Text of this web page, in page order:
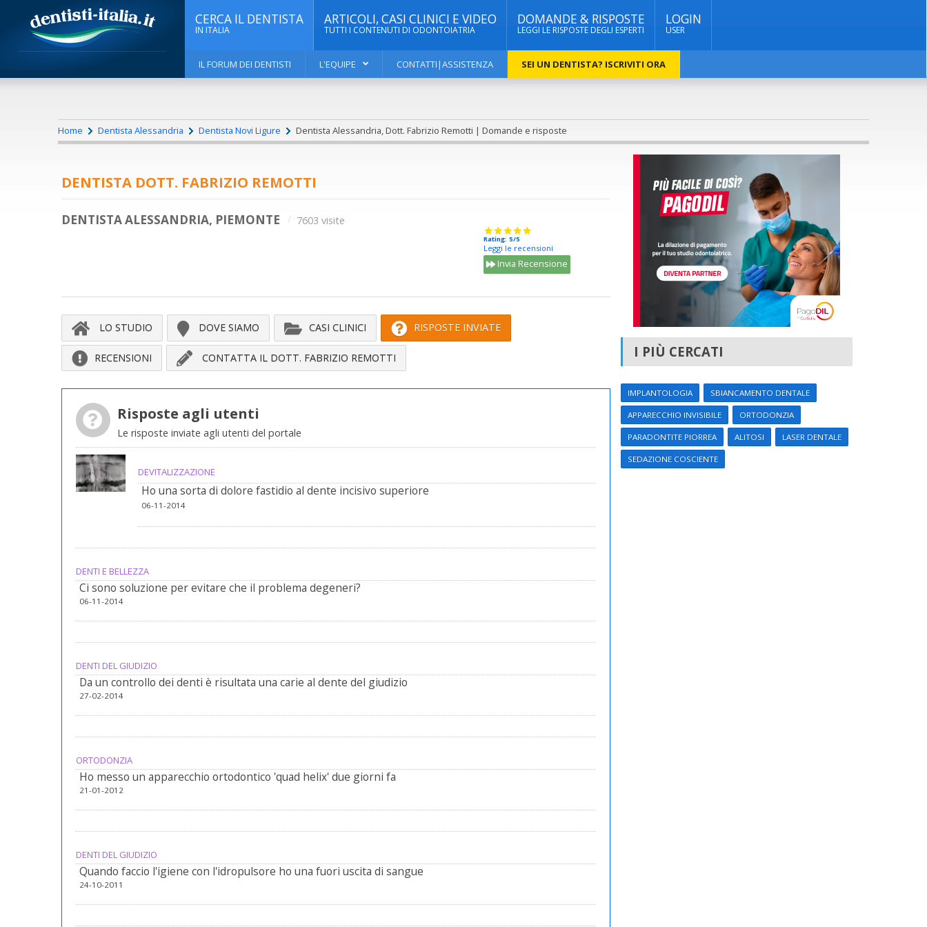
CERCA IL DENTISTA
IN ITALIA
ARTICOLI, CASI CLINICI E VIDEO
TUTTI I CONTENUTI DI ODONTOIATRIA
DOMANDE & RISPOSTE
LEGGI LE RISPOSTE DEGLI ESPERTI
LOGIN
USER
IL FORUM DEI DENTISTI L'EQUIPE CONTATTI|ASSISTENZA SEI UN DENTISTA? ISCRIVITI ORA
Home Dentista Alessandria Dentista Novi Ligure Dentista Alessandria, Dott. Fabrizio Remotti | Domande e risposte
DENTISTA DOTT. FABRIZIO REMOTTI
DENTISTA ALESSANDRIA, PIEMONTE 7603 visite
Rating: 5/5
Leggi le recensioni
Invia Recensione
LO STUDIO DOVE SIAMO CASI CLINICI RISPOSTE INVIATE
RECENSIONI CONTATTA IL DOTT. FABRIZIO REMOTTI
Risposte agli utenti
Le risposte inviate agli utenti del portale
DEVITALIZZAZIONE
Ho una sorta di dolore fastidio al dente incisivo superiore
06-11-2014
DENTI E BELLEZZA
Ci sono soluzione per evitare che il problema degeneri?
06-11-2014
DENTI DEL GIUDIZIO
Da un controllo dei denti è risultata una carie al dente del giudizio
27-02-2014
ORTODONZIA
Ho messo un apparecchio ortodontico 'quad helix' due giorni fa
21-01-2012
DENTI DEL GIUDIZIO
Quando faccio l'igiene con l'idropulsore ho una fuori uscita di sangue
24-10-2011
I PIÙ CERCATI
IMPLANTOLOGIA SBIANCAMENTO DENTALE
APPARECCHIO INVISIBILE ORTODONZIA
PARADONTITE PIORREA ALITOSI LASER DENTALE
SEDAZIONE COSCIENTE